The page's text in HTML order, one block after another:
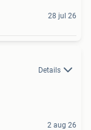
28 jul 26
Details
2 aug 26